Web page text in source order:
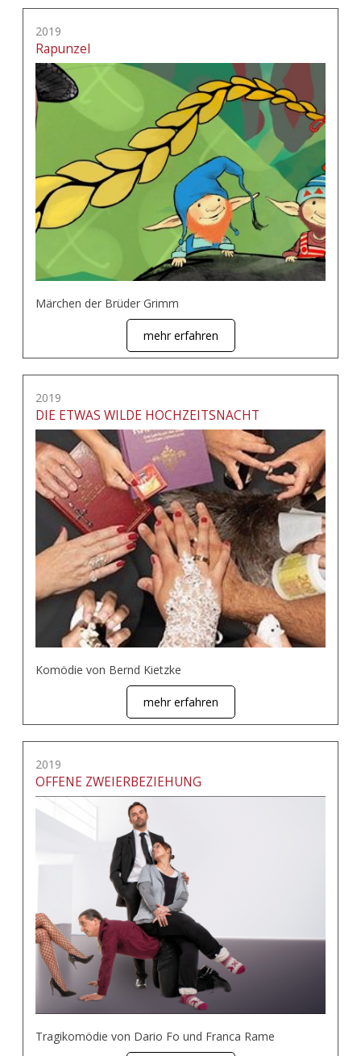
2019
Rapunzel
Märchen der Brüder Grimm
mehr erfahren
2019
DIE ETWAS WILDE HOCHZEITSNACHT
Komödie von Bernd Kietzke
mehr erfahren
2019
OFFENE ZWEIERBEZIEHUNG
Tragikomödie von Dario Fo und Franca Rame